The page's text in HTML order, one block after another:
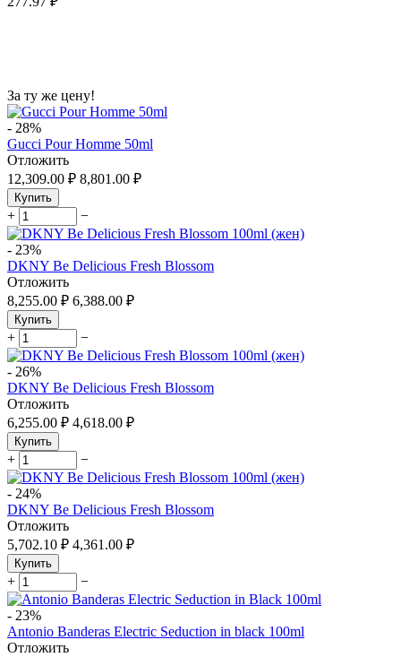
За ту же цену!
- 28%
Gucci Pour Homme 50ml
Отложить
12,309.00 ₽ 8,801.00 ₽
Купить
+ −
- 23%
DKNY Be Delicious Fresh Blossom
Отложить
8,255.00 ₽ 6,388.00 ₽
Купить
+ −
- 26%
DKNY Be Delicious Fresh Blossom
Отложить
6,255.00 ₽ 4,618.00 ₽
Купить
+ −
- 24%
DKNY Be Delicious Fresh Blossom
Отложить
5,702.10 ₽ 4,361.00 ₽
Купить
+ −
- 23%
Antonio Banderas Electric Seduction in black 100ml
Отложить